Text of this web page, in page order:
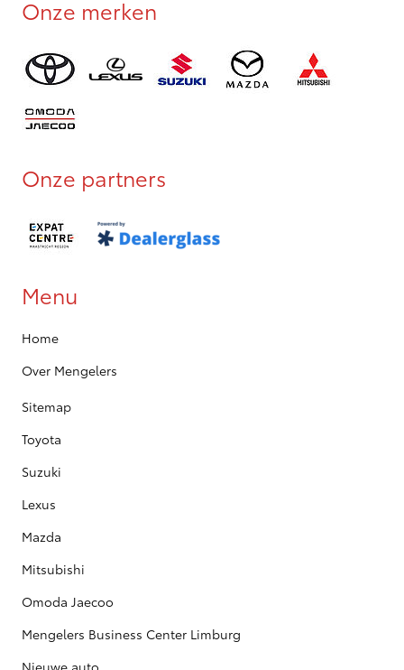
Onze merken
Onze partners
Menu
Home
Over Mengelers
Sitemap
Toyota
Suzuki
Lexus
Mazda
Mitsubishi
Omoda Jaecoo
Mengelers Business Center Limburg